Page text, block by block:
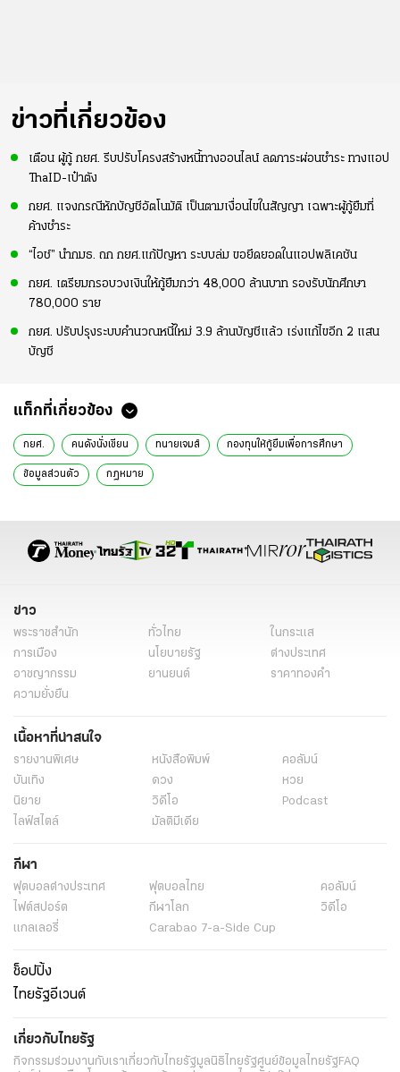
ข่าวที่เกี่ยวข้อง
เตือน ผู้กู้ กยศ. รีบปรับโครงสร้างหนี้ทางออนไลน์ ลดภาระผ่อนชำระ ทางแอป
ThaID-เป๋าตัง
กยศ. แจงกรณีหักบัญชีอัตโนมัติ เป็นตามเงื่อนไขในสัญญา เฉพาะผู้กู้ยืมที่
ค้างชำระ
“ไอช์” นำกมธ. ถก กยศ.แก้ปัญหา ระบบล่ม ขอยึดยอดในแอปพลิเคชัน
กยศ. เตรียมกรอบวงเงินให้กู้ยืมกว่า 48,000 ล้านบาท รองรับนักศึกษา
780,000 ราย
กยศ. ปรับปรุงระบบคำนวณหนี้ใหม่ 3.9 ล้านบัญชีแล้ว เร่งแก้ไขอีก 2 แสน
บัญชี
แท็กที่เกี่ยวข้อง
กยศ. คนดังนั่งเขียน ทนายเจมส์ กองทุนให้กู้ยืมเพื่อการศึกษา
ข้อมูลส่วนตัว กฏหมาย
ข่าว
พระราชสำนัก ทั่วไทย
ในกระแส
การเมือง
นโยบายรัฐ
ต่างประเทศ
อาชญากรรม
ยานยนต์
ราคาทองคำ
ความยั่งยืน
เนื้อหาที่น่าสนใจ
รายงานพิเศษ หนังสือพิมพ์
คอลัมน์
บันเทิง
ดวง
หวย
นิยาย
วิดีโอ
Podcast
ไลฟ์สไตล์
มัลติมีเดีย
กีฬา
ฟุตบอลต่่างประเทศ ฟุตบอลไทย
คอลัมน์
ไฟต์สปอร์ต
กีฬาโลก
วิดีโอ
แกลเลอรี่
Carabao 7-a-Side Cup
ช็อปปิ้ง
ไทยรัฐอีเวนต์
เกี่ยวกับไทยรัฐ
กิจกรรมร่วมงานกับเราเกี่ยวกับไทยรัฐมูลนิธิไทยรัฐศูนย์ข้อมูลไทยรัฐFAQ